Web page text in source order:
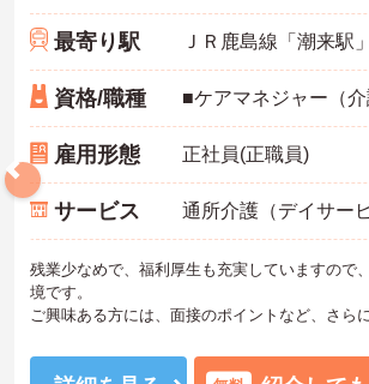
最寄り駅
資格/職種
雇用形態 正社員(正職員)
サービス 通所介護（デイサービ
残業少なめで、福利厚生も充実していますので
境です。
ご興味ある方には、面接のポイントなど、さら